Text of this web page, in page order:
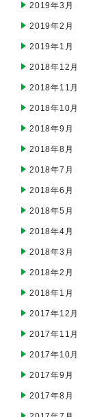
2019年3月
2019年2月
2019年1月
2018年12月
2018年11月
2018年10月
2018年9月
2018年8月
2018年7月
2018年6月
2018年5月
2018年4月
2018年3月
2018年2月
2018年1月
2017年12月
2017年11月
2017年10月
2017年9月
2017年8月